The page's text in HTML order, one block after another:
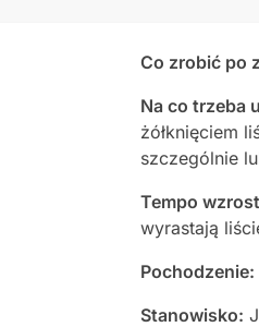
Co zrobić po
Na co trzeba
żółknięciem
szczególnie
Tempo
wyrastają
Pochodzenie:
Stanowisko: